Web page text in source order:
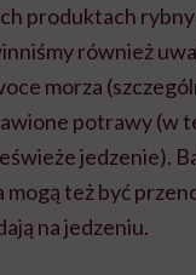
produktach
również
morza
potrawy (w
jedzenie).
mogą też być
na jedzeniu.